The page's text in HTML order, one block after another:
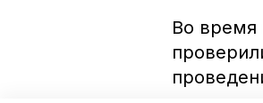
Во время